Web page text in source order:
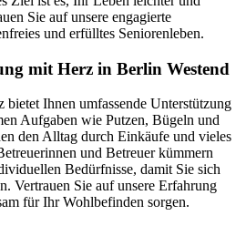
Sie auf unsere engagierte
und erfülltes Seniorenleben.
mit Herz in Berlin Westend
bietet Ihnen umfassende Unterstützung
Aufgaben wie Putzen, Bügeln und
den Alltag durch Einkäufe und vieles
und Betreuer kümmern
Bedürfnisse, damit Sie sich
Vertrauen Sie auf unsere Erfahrung
für Ihr Wohlbefinden sorgen.